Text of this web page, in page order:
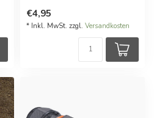
€4,95
* Inkl. MwSt. zzgl. Versandkosten